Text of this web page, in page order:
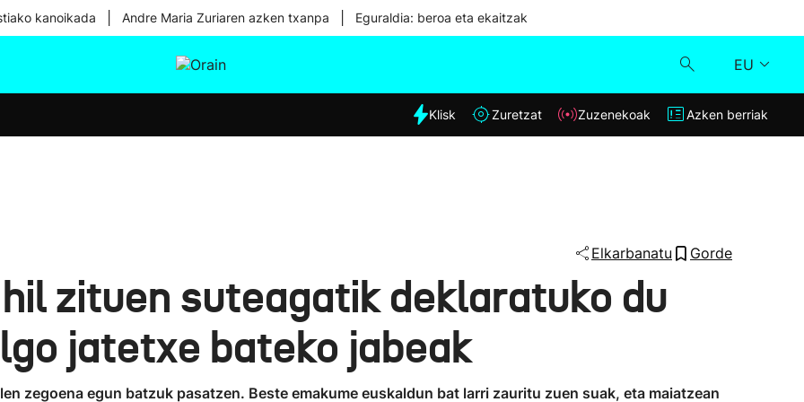
kanoikada Andre Maria Zuriaren azken txanpa Eguraldia: beroa eta ekaitzak
EU
Eguraldia
Klisk
Klisk Zuretzat Zuzenekoak Azken berriak
Elkarbanatu Gorde
zituen suteagatik deklaratuko du
jatetxe bateko jabeak
zegoena egun batzuk pasatzen. Beste emakume euskaldun bat larri zauritu zuen suak, eta maiatzean